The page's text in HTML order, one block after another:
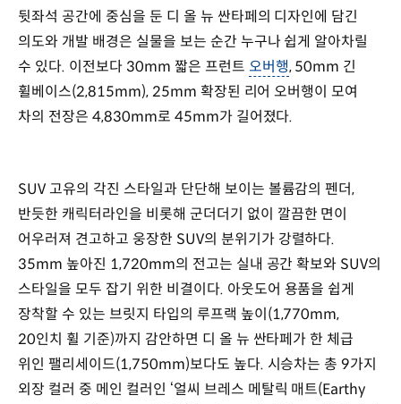
뒷좌석 공간에 중심을 둔 디 올 뉴 싼타페의 디자인에 담긴
의도와 개발 배경은 실물을 보는 순간 누구나 쉽게 알아차릴
수 있다. 이전보다 30mm 짧은 프런트 오버행, 50mm 긴
휠베이스(2,815mm), 25mm 확장된 리어 오버행이 모여
차의 전장은 4,830mm로 45mm가 길어졌다.
SUV 고유의 각진 스타일과 단단해 보이는 볼륨감의 펜더,
반듯한 캐릭터라인을 비롯해 군더더기 없이 깔끔한 면이
어우러져 견고하고 웅장한 SUV의 분위기가 강렬하다.
35mm 높아진 1,720mm의 전고는 실내 공간 확보와 SUV의
스타일을 모두 잡기 위한 비결이다. 아웃도어 용품을 쉽게
장착할 수 있는 브릿지 타입의 루프랙 높이(1,770mm,
20인치 휠 기준)까지 감안하면 디 올 뉴 싼타페가 한 체급
위인 팰리세이드(1,750mm)보다도 높다. 시승차는 총 9가지
외장 컬러 중 메인 컬러인 ‘얼씨 브레스 메탈릭 매트(Earthy